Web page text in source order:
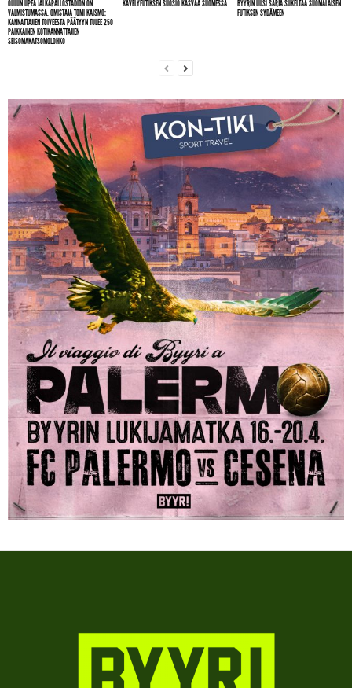
OULUN UPEA JALKAPALLOSTADION ON
VALMISTUMASSA. OMISTAJA TOMI KAISMO:
KANNATTAJIEN TOIVEESTA PÄÄTYYN TULEE 250
PAIKKAINEN KOTIKANNATTAJIEN
SEISOMAKATSOMOLOHKO
KÄVELYFUTIKSEN SUOSIO KASVAA SUOMESSA
BYYRIN UUSI SARJA SUKELTAA SUOMALAISEN
FUTIKSEN SYDÄMEEN